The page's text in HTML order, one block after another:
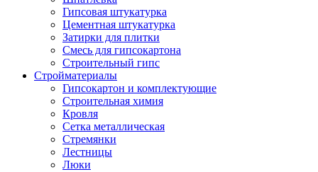
Гипсовая штукатурка
Цементная штукатурка
Затирки для плитки
Смесь для гипсокартона
Строительный гипс
Стройматериалы
Гипсокартон и комплектующие
Строительная химия
Кровля
Сетка металлическая
Стремянки
Лестницы
Люки